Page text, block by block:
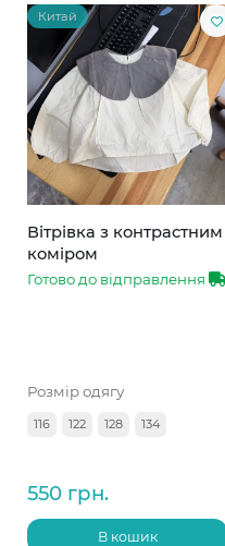
Китай
Вітрівка з контрастним
коміром
Готово до відправлення
Розмір одягу
116 122 128 134
550 грн.
В кошик